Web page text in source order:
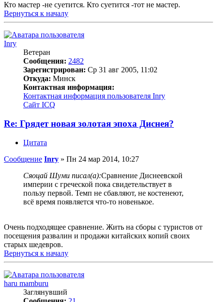
Кто мастер -не суетится. Кто суетится -тот не мастер.
Вернуться к началу
Inry
Ветеран
Сообщения: 2482
Зарегистрирован: Ср 31 авг 2005, 11:02
Откуда: Минск
Контактная информация:
Контактная информация пользователя Inry
Сайт ICQ
Re: Грядет новая золотая эпоха Диснея?
Цитата
Сообщение Inry » Пн 24 мар 2014, 10:27
Сяоцай Шуми писал(а):Сравнение Диснеевской
империи с греческой пока свидетельствует в
пользу первой. Темп не сбавляют, не костенеют,
всё время появляется что-то новенькое.
Очень подходящее сравнение. Жить на сборы с туристов от
посещения развалин и продажи китайских копий своих
старых шедевров.
Вернуться к началу
haru mamburu
Заглянувший